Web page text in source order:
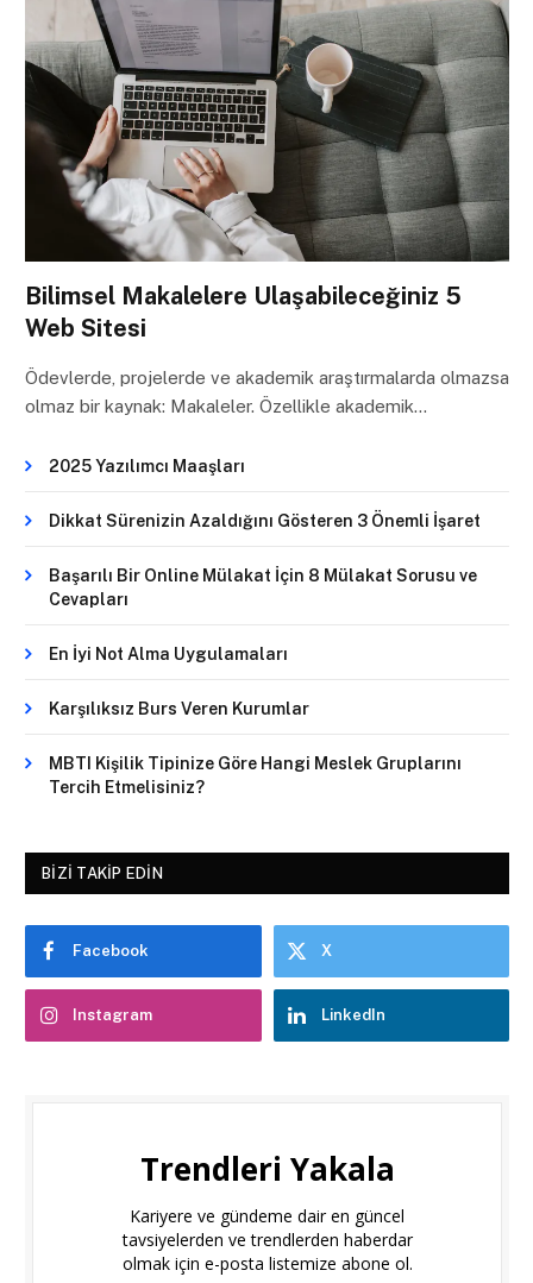
Bilimsel Makalelere Ulaşabileceğiniz 5
Web Sitesi
Ödevlerde, projelerde ve akademik araştırmalarda olmazsa
olmaz bir kaynak: Makaleler. Özellikle akademik…
2025 Yazılımcı Maaşları
Dikkat Sürenizin Azaldığını Gösteren 3 Önemli İşaret
Başarılı Bir Online Mülakat İçin 8 Mülakat Sorusu ve
Cevapları
En İyi Not Alma Uygulamaları
Karşılıksız Burs Veren Kurumlar
MBTI Kişilik Tipinize Göre Hangi Meslek Gruplarını
Tercih Etmelisiniz?
BIZI TAKIP EDIN
Facebook X
Instagram LinkedIn
Trendleri Yakala
Kariyere ve gündeme dair en güncel
tavsiyelerden ve trendlerden haberdar
olmak için e-posta listemize abone ol.